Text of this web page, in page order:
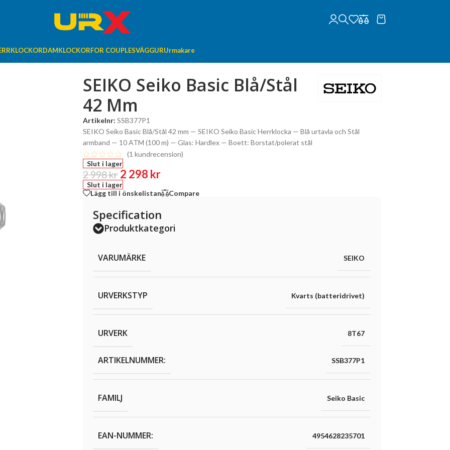
DAMKLOCKORFOR COUPLESVÄGGURUrmakare
SEIKO Seiko Basic Blå/Stål
42 Mm
Artikelnr: SSB377P1
SEIKO Seiko Basic Blå/Stål 42 mm — SEIKO Seiko Basic Herrklocka — Blå urtavla och Stål
armband — 10 ATM (100 m) — Glas: Hardlex — Boett: Borstat/polerat stål
(1 kundrecension)
Slut i lager
2 998kr 2 298 kr
Slut i lager
Lägg till i önskelistan
Compare
Specification
Produktkategori
VARUMÄRKE SEIKO
URVERKSTYP Kvarts (batteridrivet)
URVERK 8T67
ARTIKELNUMMER: SSB377P1
FAMILJ Seiko Basic
EAN-NUMMER: 4954628235701